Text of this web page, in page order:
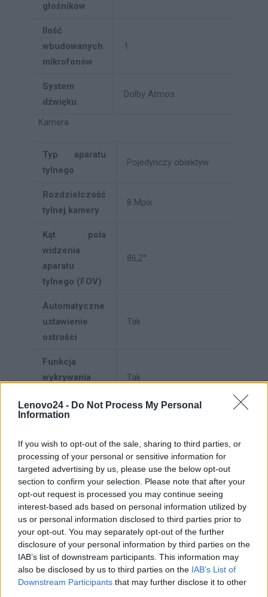
Lenovo24 - Do Not Process My Personal
Information
If you wish to opt-out of the sale, sharing to third parties, or
processing of your personal or sensitive information for
targeted advertising by us, please use the below opt-out
section to confirm your selection. Please note that after your
opt-out request is processed you may continue seeing
interest-based ads based on personal information utilized by
us or personal information disclosed to third parties prior to
your opt-out. You may separately opt-out of the further
disclosure of your personal information by third parties on the
IAB’s list of downstream participants. This information may
also be disclosed by us to third parties on the IAB’s List of
Downstream Participants that may further disclose it to other
głośników
Ilość
wbudowanych
mikrofonów
1
System
dźwięku
Dolby Atmos
Kamera
Typ aparatu
tylnego
Pojedynczy obiektyw
Rozdzielczość
tylnej kamery
8 Mpix
Kąt pola
widzenia
aparatu
tylnego (FOV)
86,2°
Automatyczne
ustawienie
ostrości
Tak
Funkcja
wykrywania
Tak
Przednia
Rozdzielczość
przedniej
2 Mpix
Kąt widzenia
przedniego
aparatu (FOV)
73°
Sieć